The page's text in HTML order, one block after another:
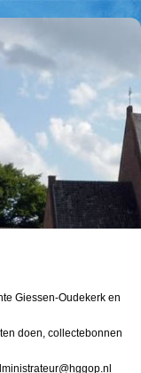
Giessen-Oudekerk en
doen, collectebonnen